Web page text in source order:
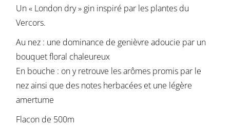
Un « London dry » gin inspiré par les plantes du
Vercors.
Au nez : une dominance de genièvre adoucie par un
bouquet floral chaleureux
En bouche : on y retrouve les arômes promis par le
nez ainsi que des notes herbacées et une légère
amertume
Flacon de 500m